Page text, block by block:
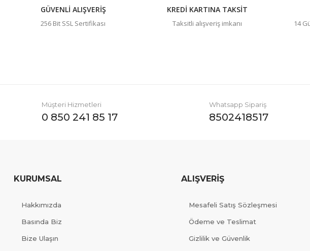
GÜVENLİ ALIŞVERİŞ
256 Bit SSL Sertifikası
KREDİ KARTINA TAKSİT
Taksitli alışveriş imkanı 14
Müşteri Hizmetleri
0 850 241 85 17
Whatsapp Sipariş
8502418517
KURUMSAL
Hakkımızda
Basında Biz
Bize Ulaşın
ALIŞVERİŞ
Mesafeli Satış Sözleşmesi
Ödeme ve Teslimat
Gizlilik ve Güvenlik